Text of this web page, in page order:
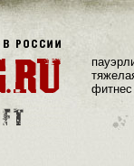
фитнес